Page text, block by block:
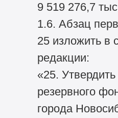
9 519 276,7
1.6. Абзац
25 изложить в
редакции:
«25.
резервного
города